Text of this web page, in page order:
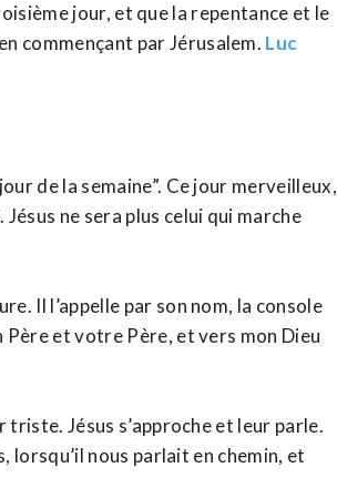
jour, et que la repentance et le
commençant par Jérusalem. Luc
de la semaine”. Ce jour merveilleux,
ne sera plus celui qui marche
Il l’appelle par son nom, la console
Père et votre Père, et vers mon Dieu
Jésus s’approche et leur parle.
nous parlait en chemin, et